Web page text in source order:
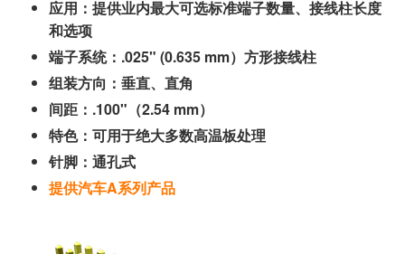
应用：提供业内最大可选标准端子数量、接线柱长度
和选项
端子系统：.025" (0.635 mm）方形接线柱
组装方向：垂直、直角
间距：.100"（2.54 mm）
特色：可用于绝大多数高温板处理
针脚：通孔式
提供汽车A系列产品